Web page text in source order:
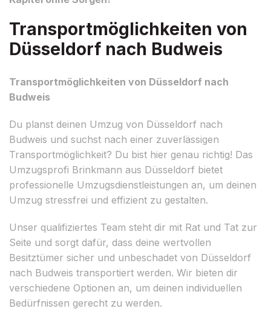
Transportmöglichkeiten von
Düsseldorf nach Budweis
Transportmöglichkeiten von Düsseldorf nach
Budweis
Du planst deinen Umzug von Düsseldorf nach
Budweis und suchst nach einer zuverlässigen
Transportmöglichkeit? Du bist hier genau richtig! Das
Umzugsprofi Brinkmann aus Düsseldorf bietet
professionelle Umzugsdienstleistungen an, um deinen
Umzug stressfrei und effizient zu gestalten.
Unser qualifiziertes Team steht dir mit Rat und Tat zur
Seite und sorgt dafür, dass deine wertvollen
Besitztümer sicher und unbeschadet von Düsseldorf
nach Budweis transportiert werden. Wir bieten dir
verschiedene Optionen an, um deinen individuellen
Bedürfnissen gerecht zu werden.